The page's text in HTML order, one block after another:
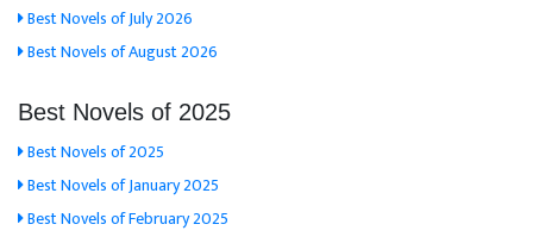
Best Novels of July 2026
Best Novels of August 2026
Best Novels of 2025
Best Novels of 2025
Best Novels of January 2025
Best Novels of February 2025